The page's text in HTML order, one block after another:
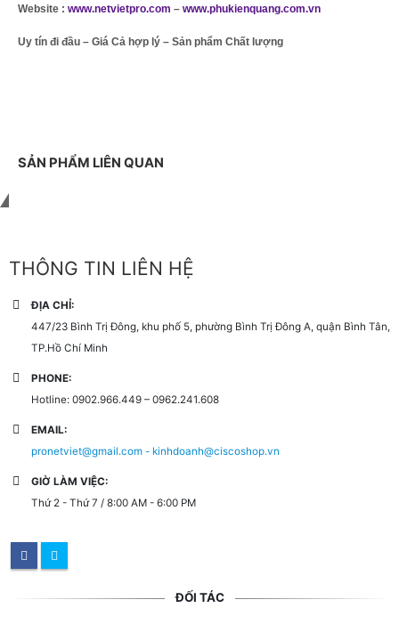
Website : www.netvietpro.com – www.phukienquang.com.vn
Uy tín đi đầu – Giá Cả hợp lý – Sản phẩm Chất lượng
SẢN PHẨM LIÊN QUAN
THÔNG TIN LIÊN HỆ
ĐỊA CHỈ:
447/23 Bình Trị Đông, khu phố 5, phường Bình Trị Đông A, quận Bình Tân,
TP.Hồ Chí Minh
PHONE:
Hotline: 0902.966.449 – 0962.241.608
EMAIL:
pronetviet@gmail.com - kinhdoanh@ciscoshop.vn
GIỜ LÀM VIỆC:
Thứ 2 - Thứ 7 / 8:00 AM - 6:00 PM
ĐỐI TÁC